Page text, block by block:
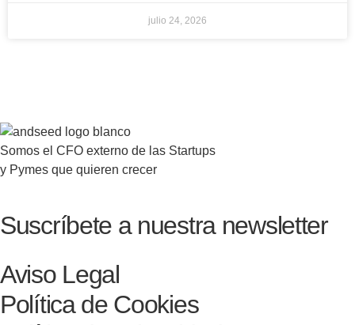
julio 24, 2026
Somos el CFO externo de las Startups
y Pymes que quieren crecer
Suscríbete a nuestra newsletter
Aviso Legal
Política de Cookies